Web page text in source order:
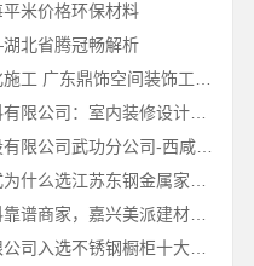
米价格环保材料
北省腾冠畅解析
江西圣匠新型环保材料有限公司：室内装修设计与施工专家
中蓝建投（北京）建设有限公司武功分公司-西咸新区全包报价
嘉兴家装装修环保材料靠谱商家，嘉兴美派建材品质保障
江苏东钢金属科技有限公司入选不锈钢橱柜十大品牌